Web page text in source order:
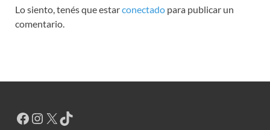
Lo siento, tenés que estarconectado para publicar un
comentario.